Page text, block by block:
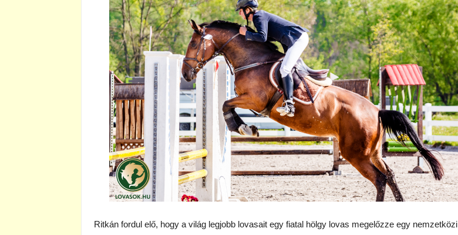
Ritkán fordul elő, hogy a világ legjobb lovasait egy fiatal hölgy lovas megelőzze egy nemzetközi